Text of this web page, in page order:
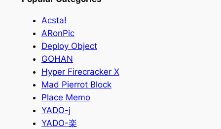
Acsta!
ARonPic
Deploy Object
GOHAN
Hyper Firecracker X
Mad Pierrot Block
Place Memo
YADO-j
YADO-楽